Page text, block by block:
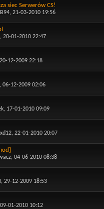
siec Serwerów CS!
, 21-03-2010 19:56
, 20-01-2010 22:47
12-2009 22:18
, 06-12-2009 02:06
, 17-01-2010 09:09
, 22-01-2010 20:07
, 04-06-2010 08:38
, 29-12-2009 18:53
01-2010 10:12